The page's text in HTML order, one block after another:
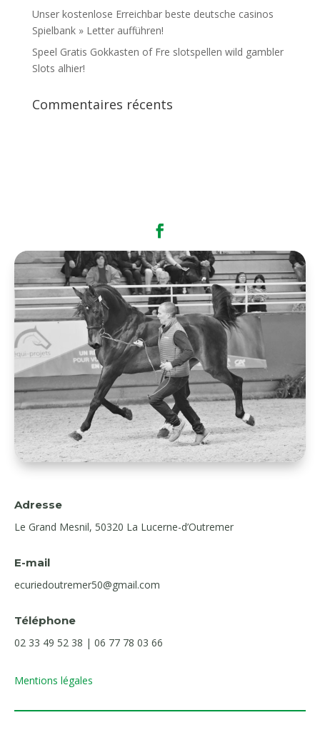
Unser kostenlose Erreichbar beste deutsche casinos
Spielbank » Letter aufführen!
Speel Gratis Gokkasten of Fre slotspellen wild gambler
Slots alhier!
Commentaires récents
Adresse
Le Grand Mesnil, 50320 La Lucerne-d’Outremer
E-mail
ecuriedoutremer50@gmail.com
Téléphone
02 33 49 52 38 | 06 77 78 03 66
Mentions légales